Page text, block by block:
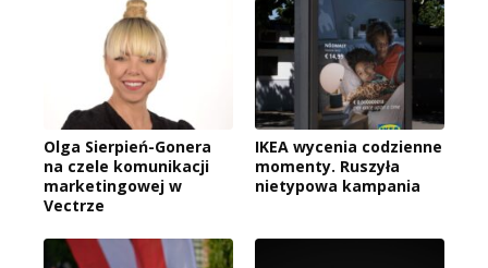
Olga Sierpień-Gonera
na czele komunikacji
marketingowej w
Vectrze
IKEA wycenia codzienne
momenty. Ruszyła
nietypowa kampania